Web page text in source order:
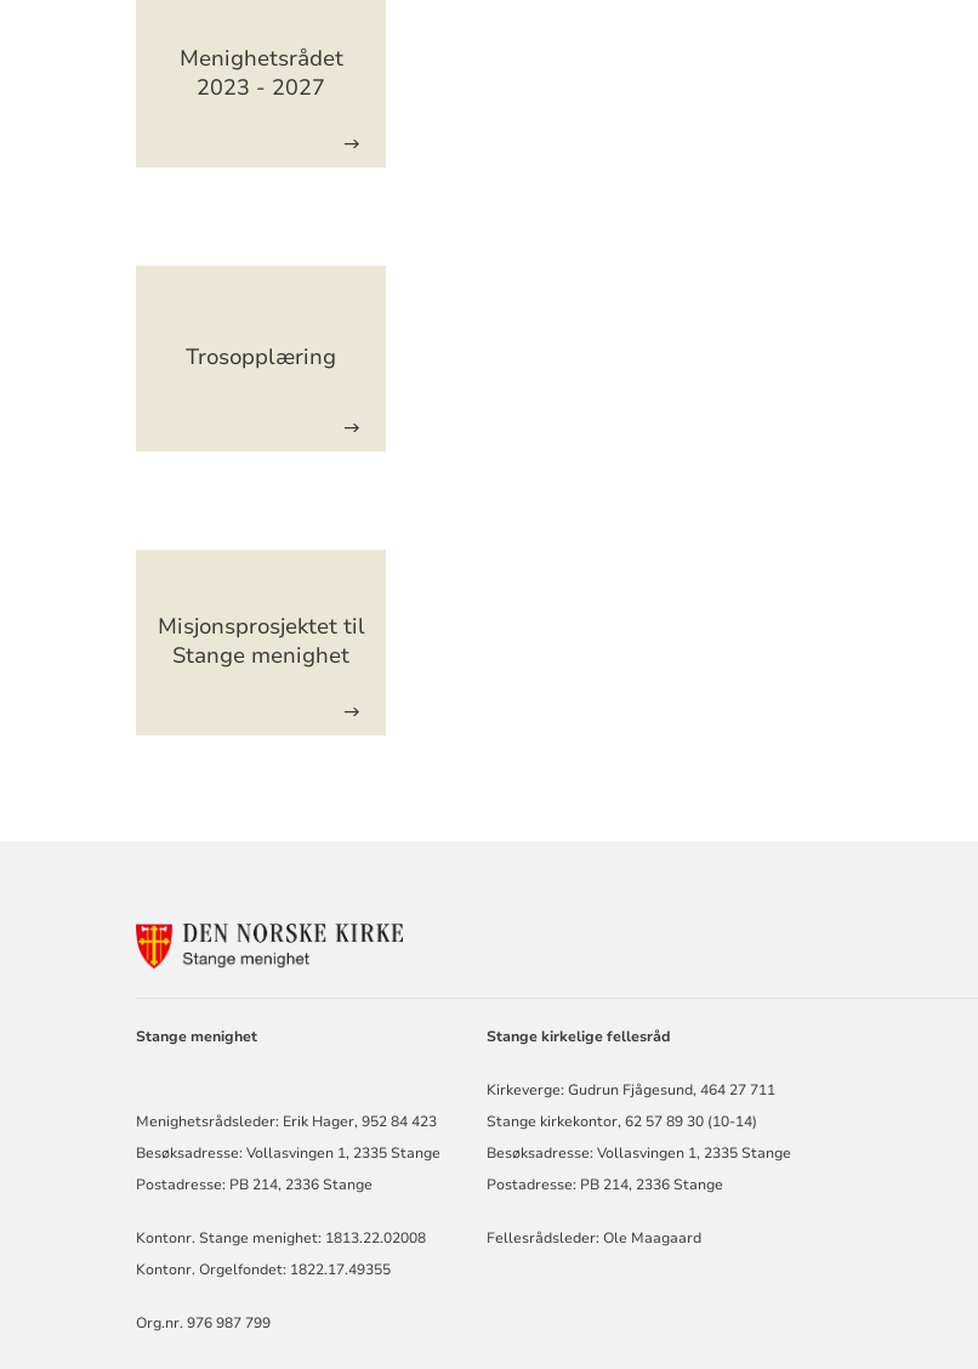
Menighetsrådet
2023 - 2027
Trosopplæring
Misjonsprosjektet til
Stange menighet
KONTAKTINFORMASJON
Stange menighet
Menighetsrådsleder: Erik Hager, 952 84 423
Besøksadresse: Vollasvingen 1, 2335 Stange
Postadresse: PB 214, 2336 Stange
Kontonr. Stange menighet: 1813.22.02008
Kontonr. Orgelfondet: 1822.17.49355
Org.nr. 976 987 799
Stange kirkelige fellesråd
Kirkeverge: Gudrun Fjågesund, 464 27 711
Stange kirkekontor, 62 57 89 30 (10-14)
Besøksadresse: Vollasvingen 1, 2335 Stange
Postadresse: PB 214, 2336 Stange
Fellesrådsleder: Ole Maagaard